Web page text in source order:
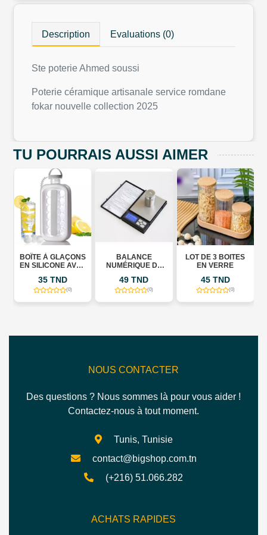
Description Evaluations (0)
Ste poterie Ahmed soussi
Poterie céramique artisanale service romdane
fokar nouvelle collection 2025
TU POURRAIS AUSSI AIMER
À GLAÇONS
SILICONE AVEC
–
CUBE BOX 800
35 TND
(0)
BALANCE
NUMÉRIQUE DE
49 TND
(0)
LOT DE 3 BOITES
EN VERRE
45 TND
(0)
NOUS CONTACTER
Des questions ? Nous sommes là pour vous aider !
Contactez-nous à tout moment.
Tunis, Tunisie
contact@bigshop.com.tn
(+216) 51.066.282
ACHATS RAPIDES